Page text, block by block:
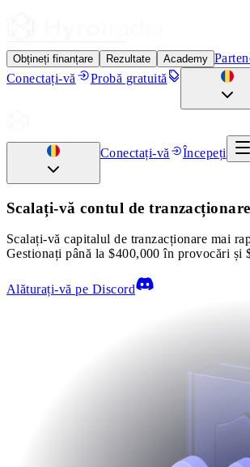
Obțineți finanțare Rezultate Academy
Conectați-vă Probă gratuită
Conectați-vă Începeți
Scalați-vă contul de
Scalați-vă capitalul de tranzacționare mai
Gestionați până la $400,000 în provocări și
Alăturați-vă pe Discord